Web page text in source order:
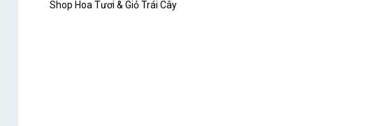
Shop Hoa Tươi & Giỏ Trái Cây